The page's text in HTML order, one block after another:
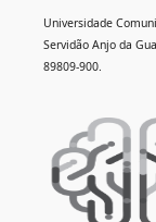
Universidade
Servidão Anjo da
89809-900.